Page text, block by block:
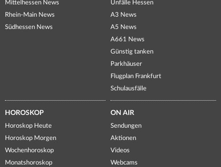
Mittelhessen News
Rhein-Main News
Südhessen News
Unfälle Hessen
A3 News
A5 News
A661 News
Günstig tanken
Parkhäuser
Flugplan Frankfurt
Schulausfälle
HOROSKOP
Horoskop Heute
Horoskop Morgen
Wochenhoroskop
Monatshoroskop
ON AIR
Sendungen
Aktionen
Videos
Webcams